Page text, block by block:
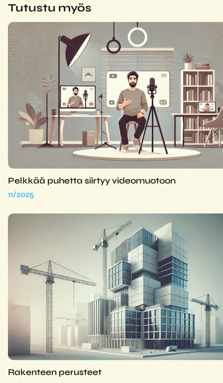
Tutustu myös
Pelkkää puhetta siirtyy videomuotoon
11/2025
Rakenteen perusteet